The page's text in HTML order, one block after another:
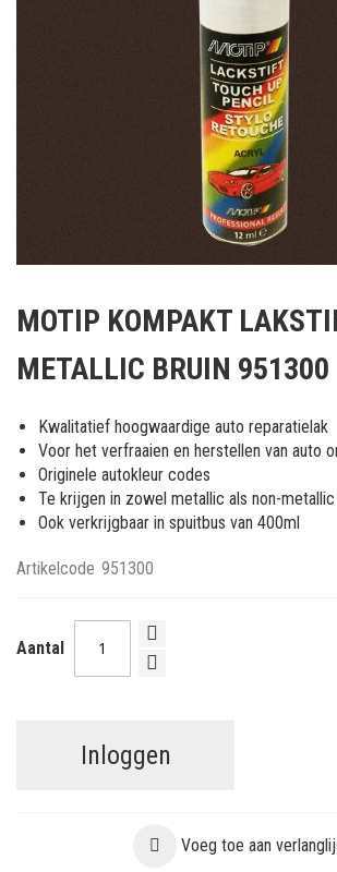
het
van
afbeeldingen-
gallerij
MOTIP KOMPAKT
METALLIC BRUIN 951300
Kwalitatief hoogwaardige auto reparatielak
Voor het verfraaien en herstellen van auto
Originele autokleur codes
Te krijgen in zowel metallic als non-metallic
Ook verkrijgbaar in spuitbus van 400ml
Artikelcode 951300
Aantal
Inloggen
Voeg toe aan